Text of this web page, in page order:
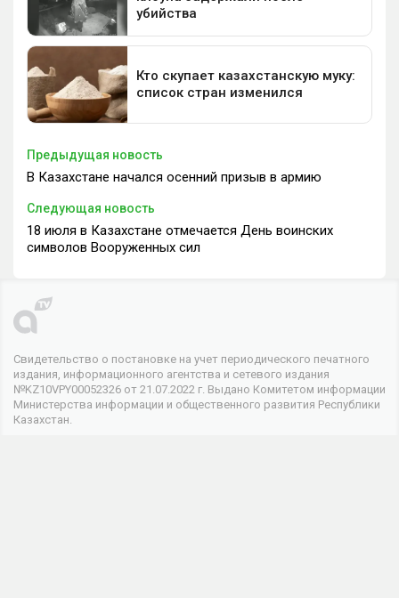
Предыдущая новость
В Казахстане начался осенний призыв в армию
Следующая новость
18 июля в Казахстане отмечается День воинских
символов Вооруженных сил
Свидетельство о постановке на учет периодического печатного
издания, информационного агентства и сетевого издания
№KZ10VPY00052326 от 21.07.2022 г. Выдано Комитетом информации
Министерства информации и общественного развития Республики
Казахстан.